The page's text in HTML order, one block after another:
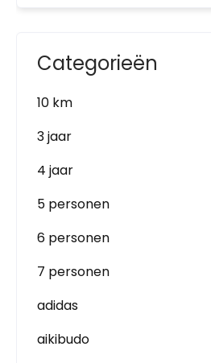
Categorieën
10 km
3 jaar
4 jaar
5 personen
6 personen
7 personen
adidas
aikibudo